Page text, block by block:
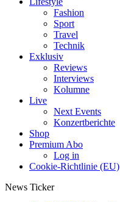
Fashion
Sport
Travel
Technik
Exklusiv
Reviews
Interviews
Kolumne
Live
Next Events
Konzertberichte
Shop
Premium Abo
Log in
Cookie-Richtlinie (EU)
News Ticker